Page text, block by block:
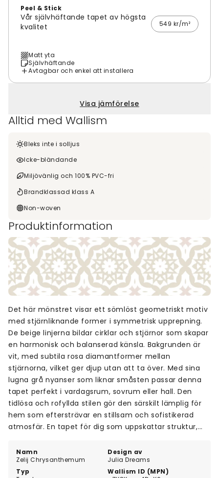
Peel & Stick
Vår självhäftande tapet av högsta
kvalitet
549 kr/m²
Matt yta
Självhäftande
Avtagbar och enkel att installera
Visa jämförelse
Alltid med Wallism
Bleks inte i solljus
Icke-bländande
Miljövänlig och 100% PVC-fri
Brandklassad klass A
Non-woven
Produktinformation
Namn
Zelij Chrysanthemum
Design av
Julia Dreams
Typ
Wallism ID (MPN)
Det här mönstret visar ett sömlöst geometriskt motiv
med stjärnliknande former i symmetrisk upprepning.
De beige linjerna bildar cirklar och stjärnor som skapar
en harmonisk och balanserad känsla. Bakgrunden är
vit, med subtila rosa diamantformer mellan
stjärnorna, vilket ger djup utan att ta över. Med sina
lugna grå nyanser som liknar småsten passar denna
tapet perfekt i vardagsrum, sovrum eller hall. Den
tidlösa och rofyllda stilen gör den särskilt lämplig för
hem som eftersträvar en stillsam och sofistikerad
atmosfär. En tapet för dig som uppskattar struktur,